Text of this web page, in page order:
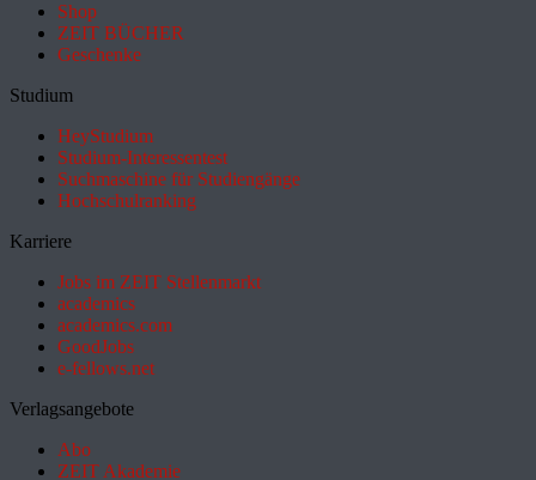
Shop
ZEIT BÜCHER
Geschenke
Studium
HeyStudium
Studium-Interessentest
Suchmaschine für Studiengänge
Hochschulranking
Karriere
Jobs im ZEIT Stellenmarkt
academics
academics.com
GoodJobs
e-fellows.net
Verlagsangebote
Abo
ZEIT Akademie